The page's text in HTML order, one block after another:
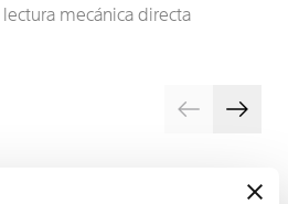
mecánica directa